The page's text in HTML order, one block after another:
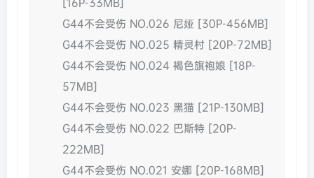
G44不会受伤 NO.026 尼娅 [30P-456MB]
G44不会受伤 NO.025 精灵村 [20P-72MB]
G44不会受伤 NO.024 褐色旗袍娘 [18P-
57MB]
G44不会受伤 NO.023 黑猫 [21P-130MB]
G44不会受伤 NO.022 巴斯特 [20P-
222MB]
G44不会受伤 NO.021 安娜 [20P-168MB]